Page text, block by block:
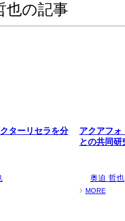
也の記事
ターリセラを分
アクアフォ
との共同研
奥迫 哲也
MORE